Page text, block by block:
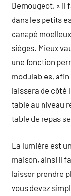
Demougeot, « il
dans les petits
canapé
sièges. Mieux
une fonction
modulables, afin
laissera de côté
table au niveau
table de repas
La lumière est
maison, ainsi il
laisser prendre
vous devez